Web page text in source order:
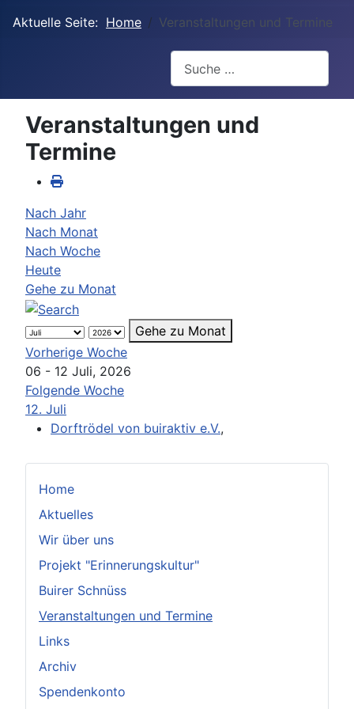
Aktuelle Seite: Home Veranstaltungen und Termine
Home
Aktuelles
Wir über uns
Projekt "Erinnerungskultur"
Buirer Schnüss
Veranstaltungen und Termine
Links
Archiv
Spendenkonto
Veranstaltungen und
Termine
Nach Jahr
Nach Monat
Nach Woche
Heute
Gehe zu Monat
Gehe zu Monat
Vorherige Woche
06 - 12 Juli, 2026
Folgende Woche
12. Juli
Dorftrödel von buiraktiv e.V.,